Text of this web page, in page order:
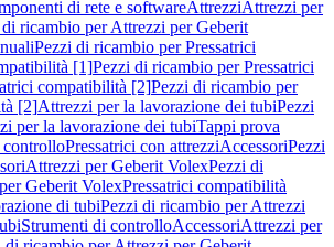
di rete e softwareAttrezziAttrezzi per
ricambio per Attrezzi per Geberit
Pezzi di ricambio per Pressatrici
[1]Pezzi di ricambio per Pressatrici
compatibilità [2]Pezzi di ricambio per
[2]Attrezzi per la lavorazione dei tubiPezzi
per la lavorazione dei tubiTappi prova
controlloPressatrici con attrezziAccessoriPezzi
Attrezzi per Geberit VolexPezzi di
Geberit VolexPressatrici compatibilità
di tubiPezzi di ricambio per Attrezzi
Strumenti di controlloAccessoriAttrezzi per